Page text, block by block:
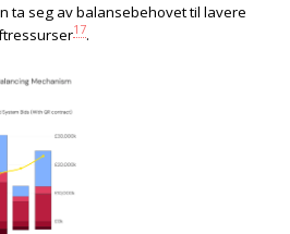
ta seg av balansebehovet til lavere
17.